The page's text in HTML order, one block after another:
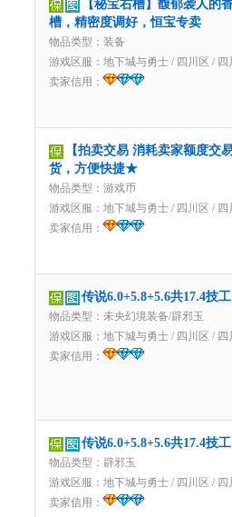
【秘宝右槽】馥郁袭人的
槽，精密度调好，恒宝专卖
物品类型：装备
游戏区服： 地下城与勇士 / 四川区 / 四
卖家信用：
【拍卖交易 消耗卖家额度交
货，方便快捷★
物品类型：游戏币
游戏区服： 地下城与勇士 / 四川区 / 四
卖家信用：
传说6.0+5.8+5.6共17.4技
物品类型：未央幻境装备/辟邪玉
游戏区服： 地下城与勇士 / 四川区 / 四
卖家信用：
传说6.0+5.8+5.6共17.4技
物品类型：辟邪玉
游戏区服： 地下城与勇士 / 四川区 / 四
卖家信用：